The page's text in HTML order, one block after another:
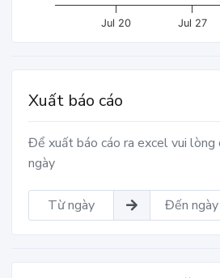
Jul 20 Jul 27
Xuất báo cáo
Để xuất báo cáo ra excel vui
ngày